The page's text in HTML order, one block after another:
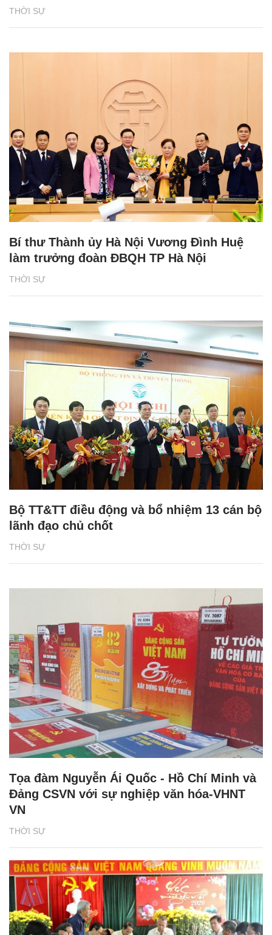
THỜI SỰ
THỜI SỰ
Bí thư Thành ủy Hà Nội Vương Đình Huệ
làm trưởng đoàn ĐBQH TP Hà Nội
THỜI SỰ
Bộ TT&TT điều động và bổ nhiệm 13 cán bộ
lãnh đạo chủ chốt
THỜI SỰ
Tọa đàm Nguyễn Ái Quốc - Hồ Chí Minh và
Đảng CSVN với sự nghiệp văn hóa-VHNT
VN